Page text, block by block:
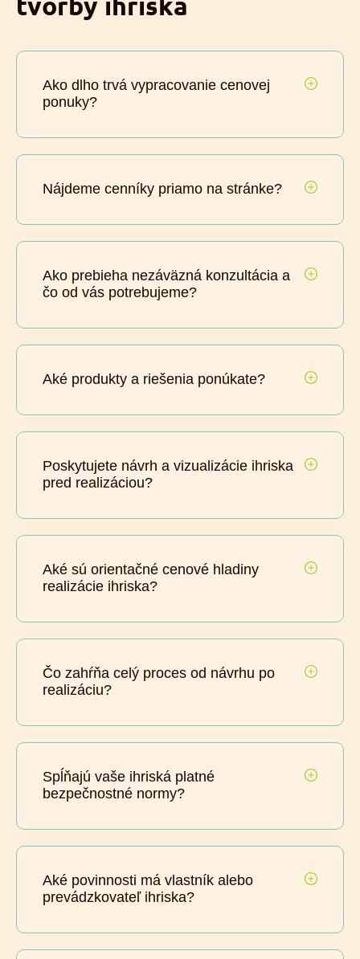
Ako dlho trvá vypracovanie cenovej
ponuky?
Nájdeme cenníky priamo na stránke?
Ako prebieha nezáväzná konzultácia a
čo od vás potrebujeme?
Aké produkty a riešenia ponúkate?
Poskytujete návrh a vizualizácie ihriska
pred realizáciou?
Aké sú orientačné cenové hladiny
realizácie ihriska?
Čo zahŕňa celý proces od návrhu po
realizáciu?
Spĺňajú vaše ihriská platné
bezpečnostné normy?
Aké povinnosti má vlastník alebo
prevádzkovateľ ihriska?